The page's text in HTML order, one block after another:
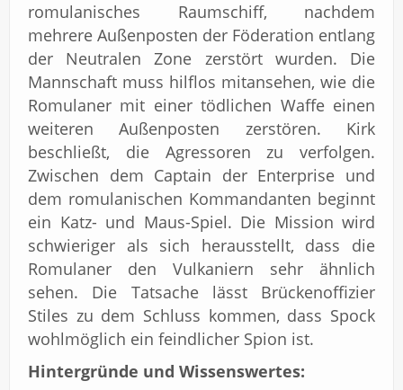
romulanisches Raumschiff, nachdem
mehrere Außenposten der Föderation entlang
der Neutralen Zone zerstört wurden. Die
Mannschaft muss hilflos mitansehen, wie die
Romulaner mit einer tödlichen Waffe einen
weiteren Außenposten zerstören. Kirk
beschließt, die Agressoren zu verfolgen.
Zwischen dem Captain der Enterprise und
dem romulanischen Kommandanten beginnt
ein Katz- und Maus-Spiel. Die Mission wird
schwieriger als sich herausstellt, dass die
Romulaner den Vulkaniern sehr ähnlich
sehen. Die Tatsache lässt Brückenoffizier
Stiles zu dem Schluss kommen, dass Spock
wohlmöglich ein feindlicher Spion ist.
Hintergründe und Wissenswertes: